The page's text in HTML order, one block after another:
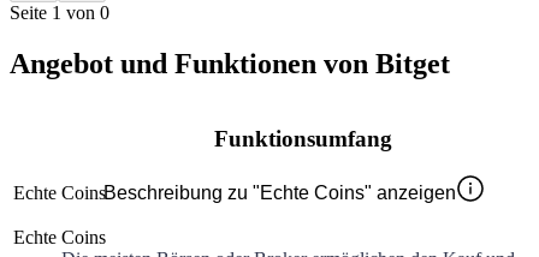
Seite 1 von 0
Angebot und Funktionen von Bitget
Funktionsumfang
Echte CoinsBeschreibung zu "Echte Coins" anzeigen
Echte Coins